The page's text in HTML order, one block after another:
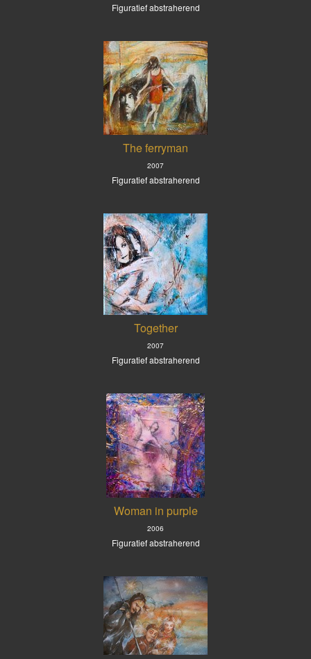
Figuratief abstraherend
The ferryman
2007
Figuratief abstraherend
Together
2007
Figuratief abstraherend
Woman in purple
2006
Figuratief abstraherend